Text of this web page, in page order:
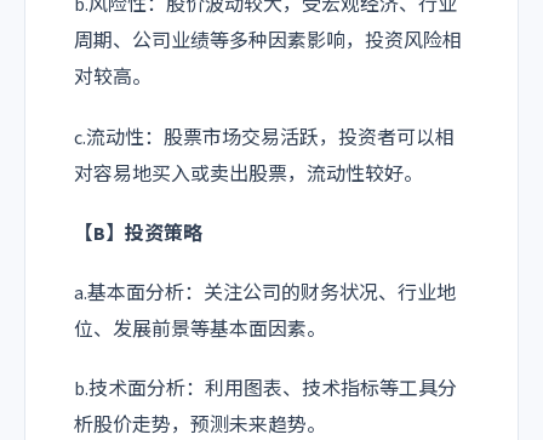
周期、公司业绩等多种因素影响，投资风险相
对较高。
c.流动性：股票市场交易活跃，投资者可以相
对容易地买入或卖出股票，流动性较好。
【B】投资策略
a.基本面分析：关注公司的财务状况、行业地
位、发展前景等基本面因素。
b.技术面分析：利用图表、技术指标等工具分
析股价走势，预测未来趋势。